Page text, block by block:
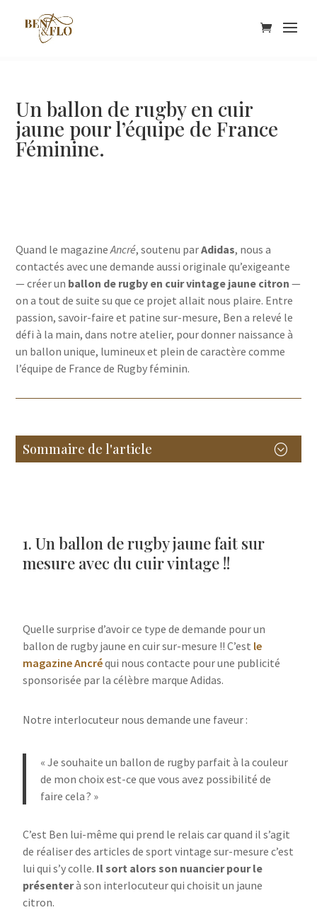
Un ballon de rugby en cuir
jaune pour l’équipe de France
Féminine.
Quand le magazineAncré, soutenu parAdidas, nous a
contactés avec une demande aussi originale qu’exigeante
— créer un ballon de rugby en cuir vintage jaune citron —
on a tout de suite su que ce projet allait nous plaire. Entre
passion, savoir-faire et patine sur-mesure, Ben a relevé le
défi à la main, dans notre atelier, pour donner naissance à
un ballon unique, lumineux et plein de caractère comme
l’équipe de France de Rugby féminin.
;
Sommaire de l'article
1. Adidas se lance avec notre ballon oval de couleur
jaune.
2. Mais il y a encore du travail.
1. Un ballon de rugby jaune fait sur
mesure avec du cuir vintage !!
Quelle surprise d’avoir ce type de demande pour un
ballon de rugby jaune en cuir sur-mesure !! C’est le
magazine Ancréqui nous contacte pour une publicité
sponsorisée par la célèbre marque Adidas.
Notre interlocuteur nous demande une faveur :
« Je souhaite un ballon de rugby parfait à la couleur
de mon choix est-ce que vous avez possibilité de
faire cela ? »
C’est Ben lui-même qui prend le relais car quand il s’agit
de réaliser des articles de sport vintage sur-mesure c’est
lui qui s’y colle. Il sort alors son nuancier pour le
présenterà son interlocuteur qui choisit un jaune
citron.